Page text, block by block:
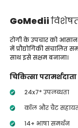
GoMedii
रोगी के उपचार को
में प्रौद्योगिकी संचालित
साथ इसे सक्षम बनाना।
चिकित्सा
24x7* उपलब्धता
कॉल और चैट
14+ भाषा समर्थन